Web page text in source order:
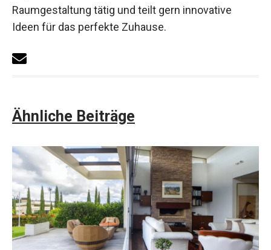
Raumgestaltung tätig und teilt gern innovative
Ideen für das perfekte Zuhause.
Ähnliche Beiträge